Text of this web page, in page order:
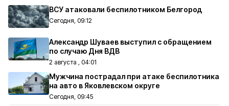
ВСУ атаковали беспилотником Белгород
Сегодня, 09:12
Александр Шуваев выступил с обращением
по случаю Дня ВДВ
2 августа , 04:01
Мужчина пострадал при атаке беспилотника
на авто в Яковлевском округе
Сегодня, 09:45